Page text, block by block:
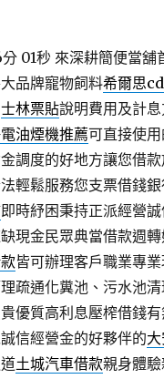
01秒來深耕簡便當舖
品牌寵物飼料希爾思cd
士林票貼說明費用及計
油煙機推薦可直接使
調度的好地方讓您借
輕鬆服務您支票借錢
即時紓困秉持正派經營
現金民眾典當借款週
皆可辦理客戶職業專
疏通化糞池、污水池
優質高利息壓榨借錢有
信經營金的好夥伴的
土城汽車借款親身體